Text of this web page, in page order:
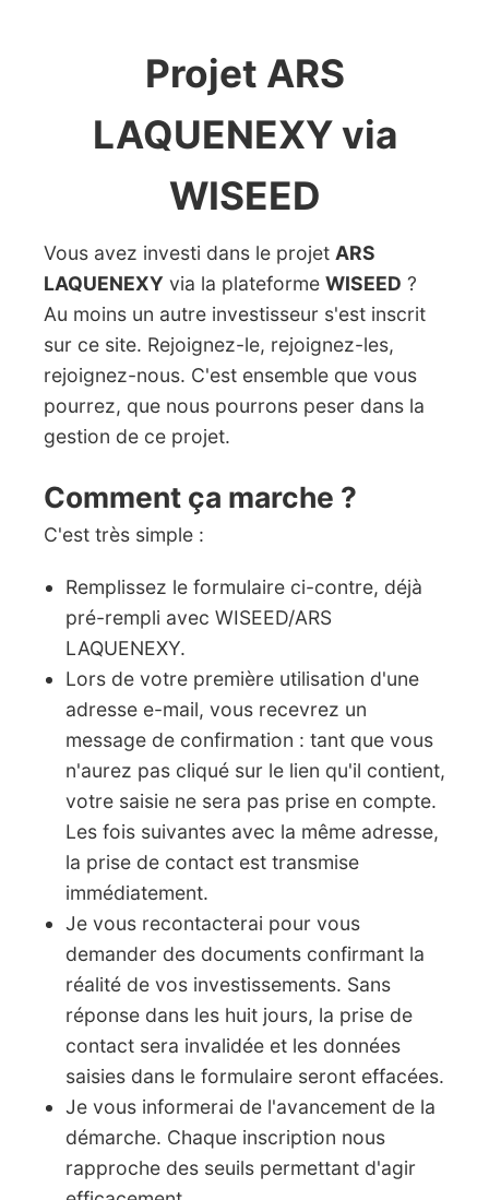
Projet ARS
LAQUENEXY via
WISEED
Vous avez investi dans le projet ARS
LAQUENEXY via la plateforme WISEED ?
Au moins un autre investisseur s'est inscrit
sur ce site. Rejoignez-le, rejoignez-les,
rejoignez-nous. C'est ensemble que vous
pourrez, que nous pourrons peser dans la
gestion de ce projet.
Comment ça marche ?
C'est très simple :
Remplissez le formulaire ci-contre, déjà
pré-rempli avec WISEED/ARS
LAQUENEXY.
Lors de votre première utilisation d'une
adresse e-mail, vous recevrez un
message de confirmation : tant que vous
n'aurez pas cliqué sur le lien qu'il contient,
votre saisie ne sera pas prise en compte.
Les fois suivantes avec la même adresse,
la prise de contact est transmise
immédiatement.
Je vous recontacterai pour vous
demander des documents confirmant la
réalité de vos investissements. Sans
réponse dans les huit jours, la prise de
contact sera invalidée et les données
saisies dans le formulaire seront effacées.
Je vous informerai de l'avancement de la
démarche. Chaque inscription nous
rapproche des seuils permettant d'agir